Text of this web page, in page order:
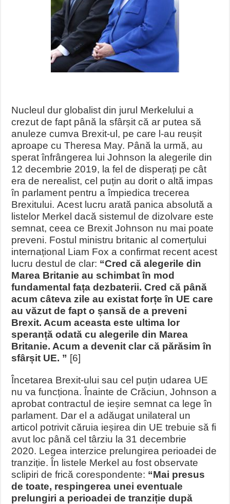
Nucleul dur globalist din jurul Merkelului a
crezut de fapt până la sfârșit că ar putea să
anuleze cumva Brexit-ul, pe care l-au reușit
aproape cu Theresa May. Până la urmă, au
sperat înfrângerea lui Johnson la alegerile din
12 decembrie 2019, la fel de disperați pe cât
era de nerealist, cel puțin au dorit o altă impas
în parlament pentru a împiedica trecerea
Brexitului. Acest lucru arată panica absolută a
listelor Merkel dacă sistemul de dizolvare este
semnat, ceea ce Brexit Johnson nu mai poate
preveni. Fostul ministru britanic al comerțului
internațional Liam Fox a confirmat recent acest
lucru destul de clar: “Cred că alegerile din
Marea Britanie au schimbat în mod
fundamental fața dezbaterii. Cred că până
acum câteva zile au existat forțe în UE care
au văzut de fapt o șansă de a preveni
Brexit. Acum aceasta este ultima lor
speranță odată cu alegerile din Marea
Britanie. Acum a devenit clar că părăsim în
sfârșit UE. ” [6]
Încetarea Brexit-ului sau cel puțin udarea UE
nu va funcționa. Înainte de Crăciun, Johnson a
aprobat contractul de ieșire semnat ca lege în
parlament. Dar el a adăugat unilateral un
articol potrivit căruia ieșirea din UE trebuie să fi
avut loc până cel târziu la 31 decembrie
2020. Legea interzice prelungirea perioadei de
tranziție. În listele Merkel au fost observate
sclipiri de frică corespondente: “Mai presus
de toate, respingerea unei eventuale
prelungiri a perioadei de tranziție după